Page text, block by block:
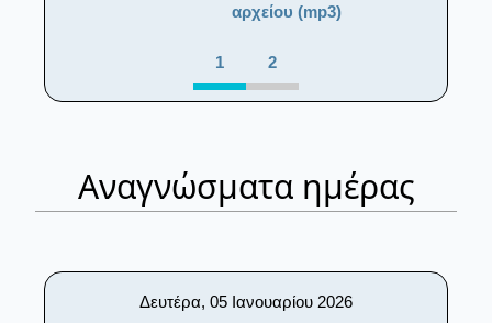
αρχείου (mp3)
1 2
Αναγνώσματα ημέρας
Δευτέρα, 05 Ιανουαρίου 2026